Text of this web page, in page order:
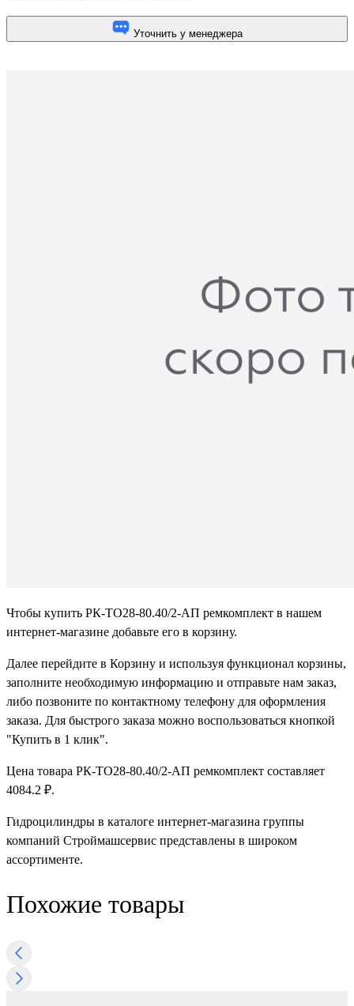
Уточнить у менеджера
Чтобы купить РК-ТО28-80.40/2-АП ремкомплект в нашем
интернет-магазине добавьте его в корзину.
Далее перейдите в Корзину и используя функционал корзины,
заполните необходимую информацию и отправьте нам заказ,
либо позвоните по контактному телефону для оформления
заказа. Для быстрого заказа можно воспользоваться кнопкой
"Купить в 1 клик".
Цена товара РК-ТО28-80.40/2-АП ремкомплект составляет
4084.2 ₽.
Гидроцилиндры в каталоге интернет-магазина группы
компаний Строймашсервис представлены в широком
ассортименте.
Похожие товары